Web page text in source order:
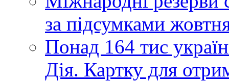
за підсумками
Понад 164 тис
Дія. Картку для